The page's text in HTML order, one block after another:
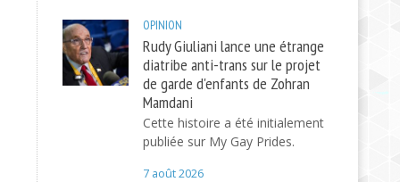
OPINION
Rudy Giuliani lance une étrange
diatribe anti-trans sur le projet
de garde d'enfants de Zohran
Mamdani
Cette histoire a été initialement
publiée sur My Gay Prides.
7 août 2026